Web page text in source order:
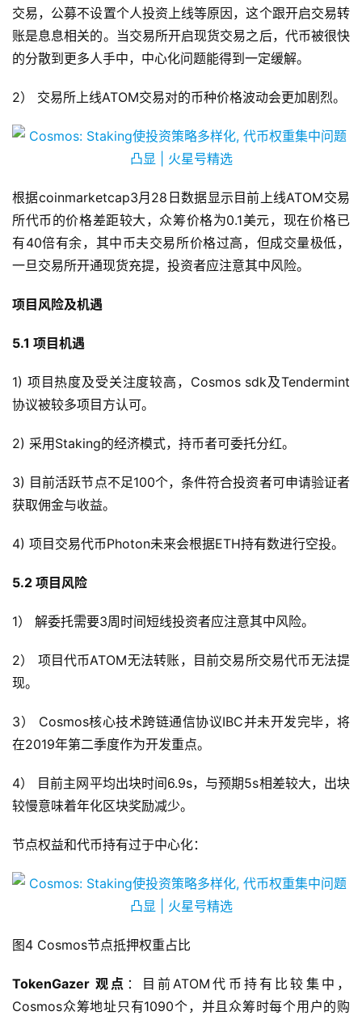
交易，公募不设置个人投资上线等原因，这个跟开启交易转
账是息息相关的。当交易所开启现货交易之后，代币被很快
的分散到更多人手中，中心化问题能得到一定缓解。
2） 交易所上线ATOM交易对的币种价格波动会更加剧烈。
根据coinmarketcap3月28日数据显示目前上线ATOM交易
所代币的价格差距较大，众筹价格为0.1美元，现在价格已
有40倍有余，其中币夫交易所价格过高，但成交量极低，
一旦交易所开通现货充提，投资者应注意其中风险。
项目风险及机遇
5.1 项目机遇
1) 项目热度及受关注度较高，Cosmos sdk及Tendermint
协议被较多项目方认可。
2) 采用Staking的经济模式，持币者可委托分红。
3) 目前活跃节点不足100个，条件符合投资者可申请验证者
获取佣金与收益。
4) 项目交易代币Photon未来会根据ETH持有数进行空投。
5.2 项目风险
1） 解委托需要3周时间短线投资者应注意其中风险。
2） 项目代币ATOM无法转账，目前交易所交易代币无法提
现。
3） Cosmos核心技术跨链通信协议IBC并未开发完毕，将
在2019年第二季度作为开发重点。
4） 目前主网平均出块时间6.9s，与预期5s相差较大，出块
较慢意味着年化区块奖励减少。
节点权益和代币持有过于中心化：
图4 Cosmos节点抵押权重占比
TokenGazer 观点 ：目前ATOM代币持有比较集中，
Cosmos众筹地址只有1090个，并且众筹时每个用户的购